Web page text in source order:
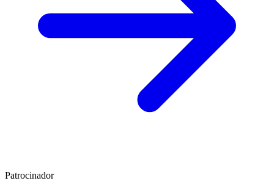
Patrocinador